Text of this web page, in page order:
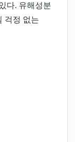
다. 유해성분
걱정 없는